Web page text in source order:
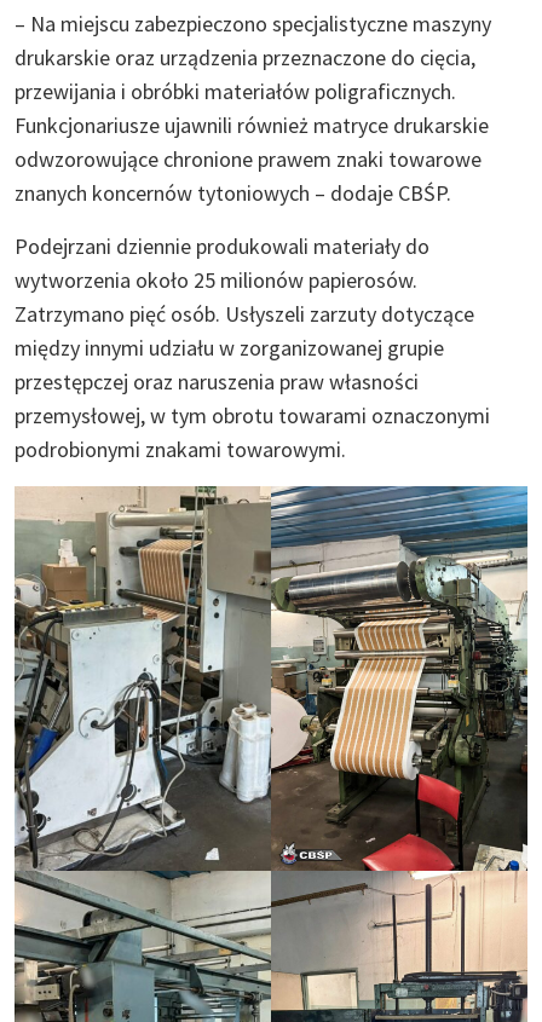
– Na miejscu zabezpieczono specjalistyczne maszyny
drukarskie oraz urządzenia przeznaczone do cięcia,
przewijania i obróbki materiałów poligraficznych.
Funkcjonariusze ujawnili również matryce drukarskie
odwzorowujące chronione prawem znaki towarowe
znanych koncernów tytoniowych – dodaje CBŚP.
Podejrzani dziennie produkowali materiały do
wytworzenia około 25 milionów papierosów.
Zatrzymano pięć osób. Usłyszeli zarzuty dotyczące
między innymi udziału w zorganizowanej grupie
przestępczej oraz naruszenia praw własności
przemysłowej, w tym obrotu towarami oznaczonymi
podrobionymi znakami towarowymi.